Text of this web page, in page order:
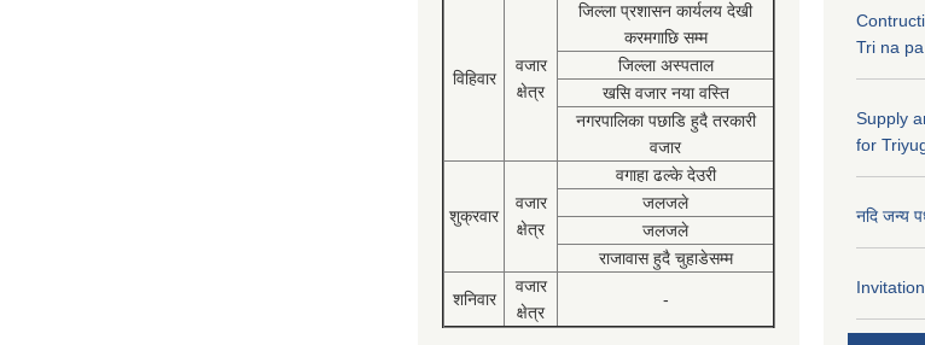
विहिवार
वजार
क्षेत्र
जिल्ला प्रशासन कार्यलय देखी
करमगाछि सम्म
जिल्ला अस्पताल
खसि वजार नया वस्ति
नगरपालिका पछाडि हुदै तरकारी
वजार
शुक्रवार
वजार
क्षेत्र
वगाहा ढल्के देउरी
जलजले
जलजले
राजावास हुदै चुहाडेसम्म
शनिवार
वजार
क्षेत्र
-
Tri na
Supply
for
नदि जन्य